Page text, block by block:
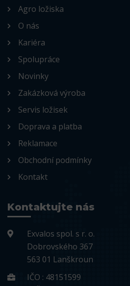
Agro ložiska
O nás
Kariéra
Spolupráce
Novinky
Zakázková výroba
Servis ložisek
Doprava a platba
Reklamace
Obchodní podmínky
Kontakt
Kontaktujte nás
Exvalos spol. s r. o.
Dobrovského 367
563 01 Lanškroun
IČO : 48151599